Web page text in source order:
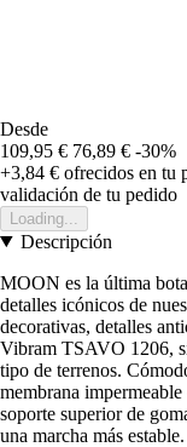
Desde
109,95 € 76,89 € -30%
+3,84 € ofrecidos en tu
validación de tu pedido
Loading...
Descripción
MOON es la última
detalles icónicos de
decorativas, detalles
Vibram TSAVO 1206,
tipo de terrenos.
membrana
soporte superior de
una marcha más estable.